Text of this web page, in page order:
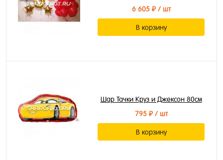
6 605 ₽/ шт
В корзину
Шар Тачки Круз и Джексон 80см
795 ₽/ шт
В корзину